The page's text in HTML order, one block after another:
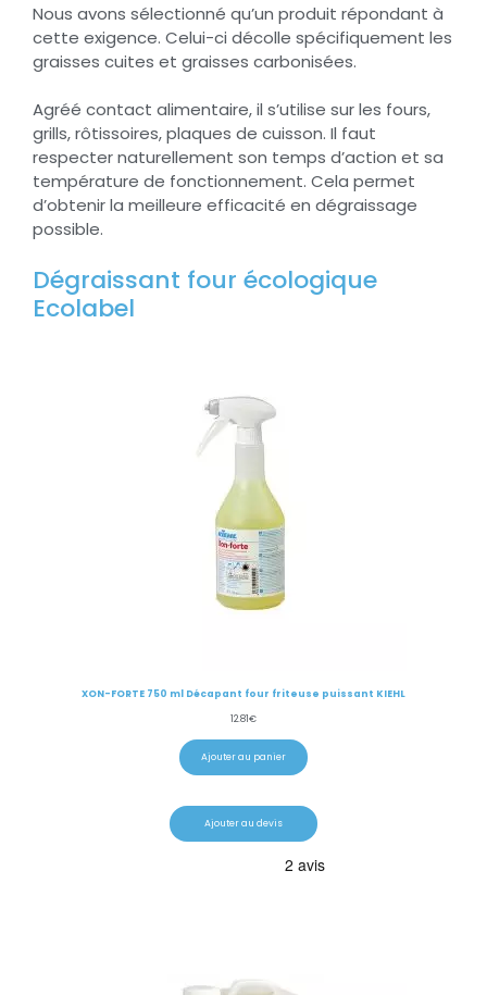
Nous avons sélectionné qu’un produit répondant à
cette exigence. Celui-ci décolle spécifiquement les
graisses cuites et graisses carbonisées.
Agréé contact alimentaire, il s’utilise sur les fours,
grills, rôtissoires, plaques de cuisson. Il faut
respecter naturellement son temps d’action et sa
température de fonctionnement. Cela permet
d’obtenir la meilleure efficacité en dégraissage
possible.
Dégraissant four écologique
Ecolabel
XON-FORTE 750 ml Décapant four friteuse puissant KIEHL
12.81€
Ajouter au panier
Ajouter au devis